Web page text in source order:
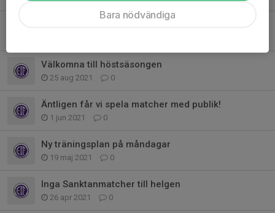
Välkomna till höstsäsongen
25 aug 2021 0
Äntligen får vi spela matcher med publik!
1 jun 2021 0
Ny träningsplan på måndagar
19 maj 2021 0
Inga Sanktanmatcher till helgen
26 apr 2021 0
Bara nödvändiga